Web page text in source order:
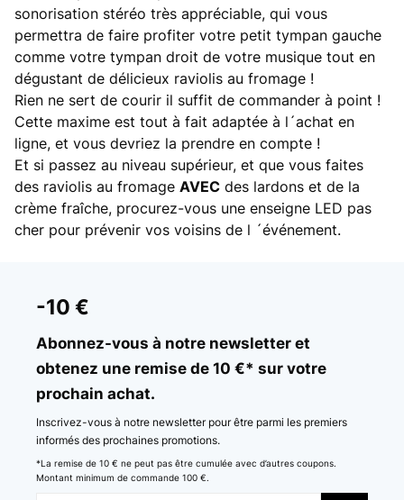
sonorisation stéréo très appréciable, qui vous
permettra de faire profiter votre petit tympan gauche
comme votre tympan droit de votre musique tout en
dégustant de délicieux raviolis au fromage !
Rien ne sert de courir il suffit de commander à point !
Cette maxime est tout à fait adaptée à l´achat en
ligne, et vous devriez la prendre en compte !
Et si passez au niveau supérieur, et que vous faites
des raviolis au fromage AVEC des lardons et de la
crème fraîche, procurez-vous une enseigne LED pas
cher pour prévenir vos voisins de l ´événement.
-10 €
Abonnez-vous à notre newsletter et
obtenez une remise de 10 €* sur votre
prochain achat.
Inscrivez-vous à notre newsletter pour être parmi les premiers
informés des prochaines promotions.
*La remise de 10 € ne peut pas être cumulée avec d’autres coupons.
Montant minimum de commande 100 €.